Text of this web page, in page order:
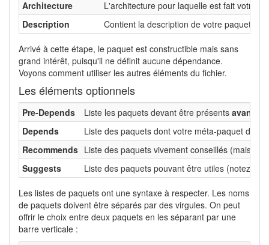
Architecture
L'architecture pour laquelle est fait votre
Description
Contient la description de votre paquet. À
Arrivé à cette étape, le paquet est constructible mais sans
grand intérêt, puisqu'il ne définit aucune dépendance.
Voyons comment utiliser les autres éléments du fichier.
Les éléments optionnels
Pre-Depends Liste les paquets devant être présents avant
Depends
Liste des paquets dont votre méta-paquet
Recommends Liste des paquets vivement conseillés (mais
Suggests
Liste des paquets pouvant être utiles (notez la
Les listes de paquets ont une syntaxe à respecter. Les noms
de paquets doivent être séparés par des virgules. On peut
offrir le choix entre deux paquets en les séparant par une
barre verticale :